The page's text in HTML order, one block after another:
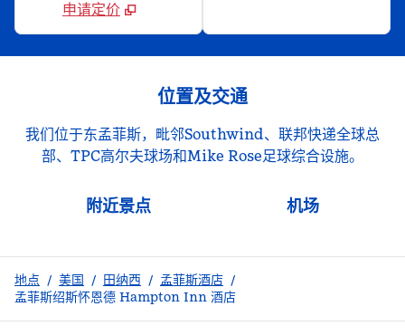
申请定价
位置及交通
我们位于东孟菲斯，毗邻Southwind、联邦快递全球总
部、TPC高尔夫球场和Mike Rose足球综合设施。
附近景点 机场
地点 / 美国 / 田纳西 / 孟菲斯酒店 /
孟菲斯绍斯怀恩德 Hampton Inn 酒店